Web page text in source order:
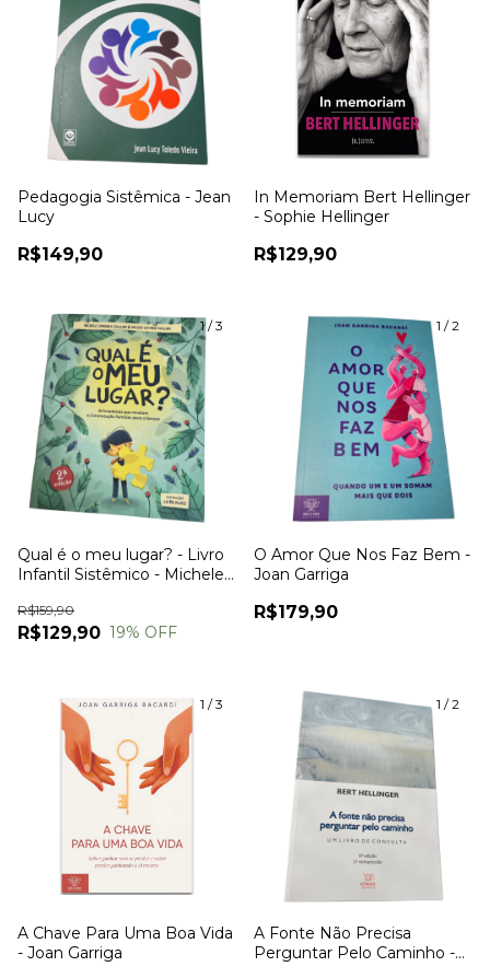
Pedagogia Sistêmica - Jean
Lucy
R$149,90
In Memoriam Bert Hellinger
- Sophie Hellinger
R$129,90
1/3
Qual é o meu lugar? - Livro
Infantil Sistêmico - Michele
R$129,90
R$159,90
19% OFF
1 /2
O Amor Que Nos Faz Bem -
Joan Garriga
R$179,90
1 /3
A Chave Para Uma Boa Vida
- Joan Garriga
1 /2
A Fonte Não Precisa
Perguntar Pelo Caminho -